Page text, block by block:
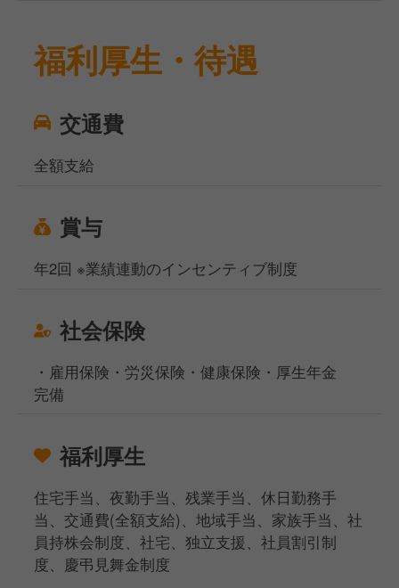
福利厚生・待遇
交通費
全額支給
賞与
年2回 ※業績連動のインセンティブ制度
社会保険
・雇用保険・労災保険・健康保険・厚生年金
完備
福利厚生
住宅手当、夜勤手当、残業手当、休日勤務手
当、交通費(全額支給)、地域手当、家族手当、社
員持株会制度、社宅、独立支援、社員割引制
度、慶弔見舞金制度